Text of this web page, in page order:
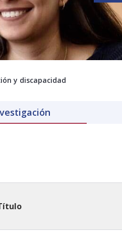
y discapacidad